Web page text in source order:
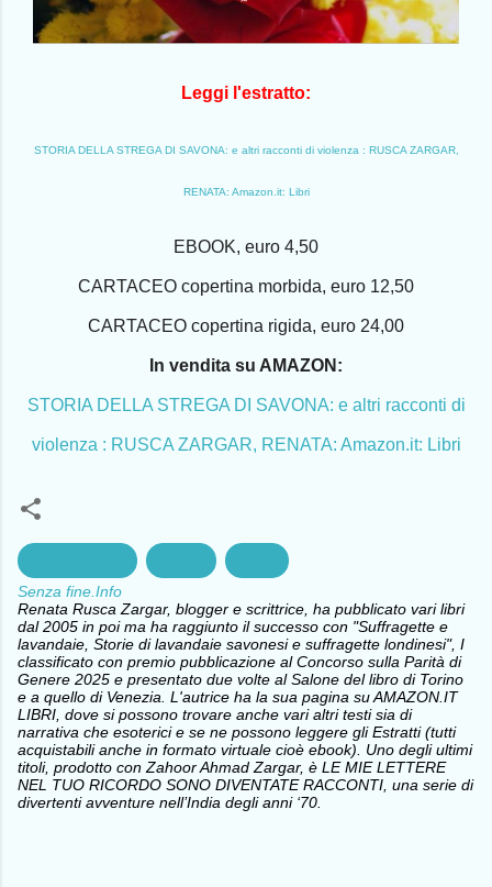
Leggi l'estratto:
STORIA DELLA STREGA DI SAVONA: e altri racconti di violenza : RUSCA ZARGAR,
RENATA: Amazon.it: Libri
EBOOK, euro 4,50
CARTACEO copertina morbida, euro 12,50
CARTACEO copertina rigida, euro 24,00
In vendita su AMAZON:
STORIA DELLA STREGA DI SAVONA: e altri racconti di
violenza : RUSCA ZARGAR, RENATA: Amazon.it: Libri
Senza fine.Info
Renata Rusca Zargar, blogger e scrittrice, ha pubblicato vari libri
dal 2005 in poi ma ha raggiunto il successo con "Suffragette e
lavandaie, Storie di lavandaie savonesi e suffragette londinesi", I
classificato con premio pubblicazione al Concorso sulla Parità di
Genere 2025 e presentato due volte al Salone del libro di Torino
e a quello di Venezia. L'autrice ha la sua pagina su AMAZON.IT
LIBRI, dove si possono trovare anche vari altri testi sia di
narrativa che esoterici e se ne possono leggere gli Estratti (tutti
acquistabili anche in formato virtuale cioè ebook). Uno degli ultimi
titoli, prodotto con Zahoor Ahmad Zargar, è LE MIE LETTERE
NEL TUO RICORDO SONO DIVENTATE RACCONTI, una serie di
divertenti avventure nell’India degli anni ‘70.